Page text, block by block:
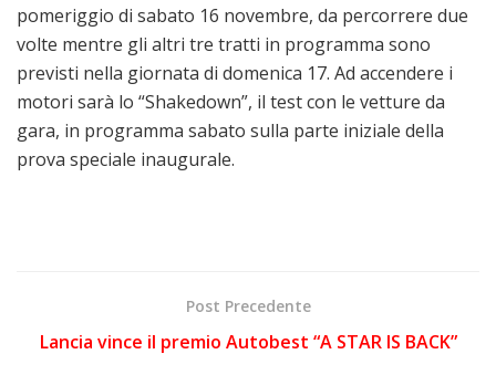
pomeriggio di sabato 16 novembre, da percorrere due
volte mentre gli altri tre tratti in programma sono
previsti nella giornata di domenica 17. Ad accendere i
motori sarà lo “Shakedown”, il test con le vetture da
gara, in programma sabato sulla parte iniziale della
prova speciale inaugurale.
Post Precedente
Lancia vince il premio Autobest “A STAR IS BACK”